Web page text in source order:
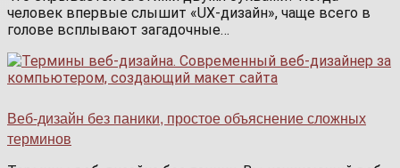
человек впервые слышит «UX-дизайн», чаще всего в
голове всплывают загадочные…
Веб-дизайн без паники, простое объяснение сложных
терминов